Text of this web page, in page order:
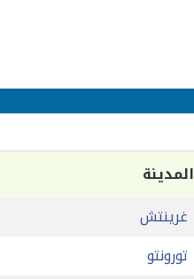
المدينة
غرينتش
تورونتو